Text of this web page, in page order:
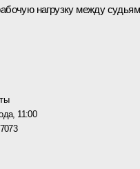
нагрузку между
11:00